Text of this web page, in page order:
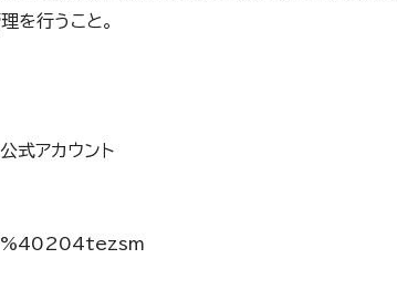
を行うこと。
式アカウント
%40204tezsm